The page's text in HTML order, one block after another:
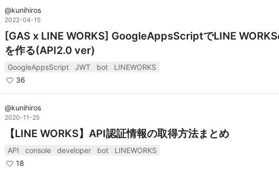
@kunihiros
2022-04-15
[GAS x LINE WORKS] GoogleAppsScriptでLINE
を作る(API2.0 ver)
GoogleAppsScript JWT bot
LINEWORKS
36
@kunihiros
2020-11-25
【LINE WORKS】API認証情報の取得方法まとめ
API console developer bot
LINEWORKS
18